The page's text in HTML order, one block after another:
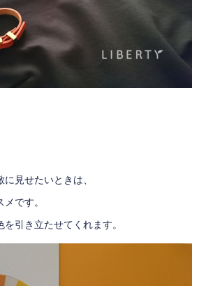
見せたいときは、
です。
引き立たせてくれます。